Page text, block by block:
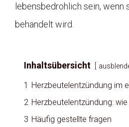
lebensbedrohlich sein, wenn
behandelt wird.
Inhaltsübersicht
1 Herzbeutelentzündung im
2 Herzbeutelentzündung:
3 Häufig gestellte fragen